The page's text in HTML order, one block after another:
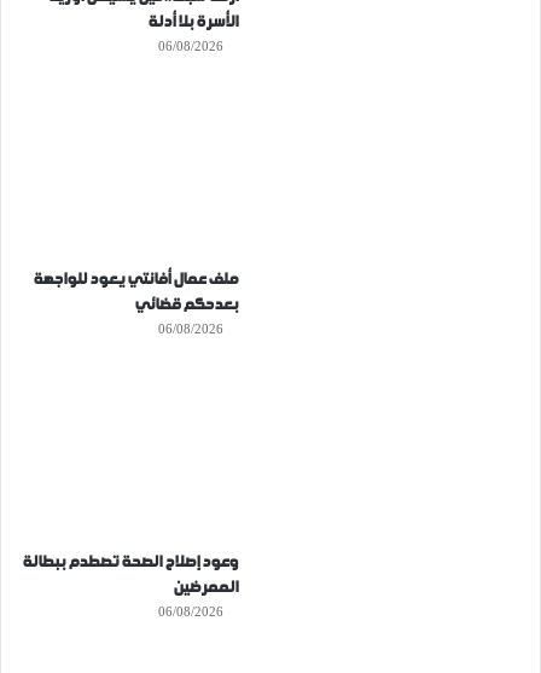
الأسرة بلا أدلة
06/08/2026
ملف عمال أفانتي يعود للواجهة
بعدحكم قضائي
06/08/2026
وعود إصلاح الصحة تصطدم ببطالة
الممرضين
06/08/2026